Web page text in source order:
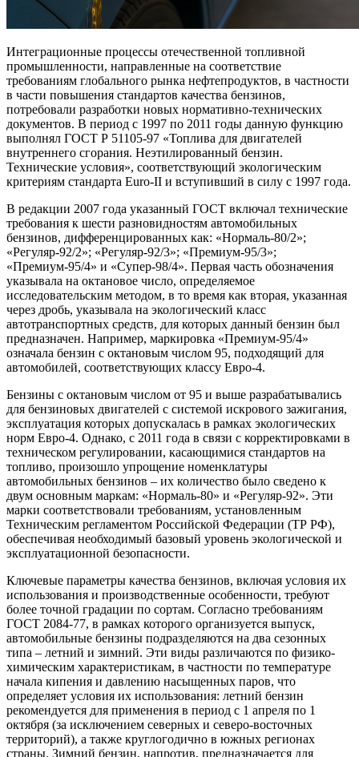
Интеграционные процессы отечественной топливной
промышленности, направленные на соответствие
требованиям глобального рынка нефтепродуктов, в частности
в части повышения стандартов качества бензинов,
потребовали разработки новых нормативно-технических
документов. В период с 1997 по 2011 годы данную функцию
выполнял ГОСТ Р 51105-97 «Топлива для двигателей
внутреннего сгорания. Неэтилированный бензин.
Технические условия», соответствующий экологическим
критериям стандарта Euro-II и вступивший в силу с 1997 года.
В редакции 2007 года указанный ГОСТ включал технические
требования к шести разновидностям автомобильных
бензинов, дифференцированных как: «Нормаль-80/2»;
«Регуляр-92/2»; «Регуляр-92/3»; «Премиум-95/3»;
«Премиум-95/4» и «Супер-98/4». Первая часть обозначения
указывала на октановое число, определяемое
исследовательским методом, в то время как вторая, указанная
через дробь, указывала на экологический класс
автотранспортных средств, для которых данный бензин был
предназначен. Например, маркировка «Премиум-95/4»
означала бензин с октановым числом 95, подходящий для
автомобилей, соответствующих классу Евро-4.
Бензины с октановым числом от 95 и выше разрабатывались
для бензиновых двигателей с системой искрового зажигания,
эксплуатация которых допускалась в рамках экологических
норм Евро-4. Однако, с 2011 года в связи с корректировками в
техническом регулировании, касающимися стандартов на
топливо, произошло упрощение номенклатуры
автомобильных бензинов – их количество было сведено к
двум основным маркам: «Нормаль-80» и «Регуляр-92». Эти
марки соответствовали требованиям, установленным
Техническим регламентом Российской Федерации (ТР РФ),
обеспечивая необходимый базовый уровень экологической и
эксплуатационной безопасности.
Ключевые параметры качества бензинов, включая условия их
использования и производственные особенности, требуют
более точной градации по сортам. Согласно требованиям
ГОСТ 2084-77, в рамках которого организуется выпуск,
автомобильные бензины подразделяются на два сезонных
типа – летний и зимний. Эти виды различаются по физико-
химическим характеристикам, в частности по температуре
начала кипения и давлению насыщенных паров, что
определяет условия их использования: летний бензин
рекомендуется для применения в период с 1 апреля по 1
октября (за исключением северных и северо-восточных
территорий), а также круглогодично в южных регионах
страны. Зимний бензин, напротив, предназначается для